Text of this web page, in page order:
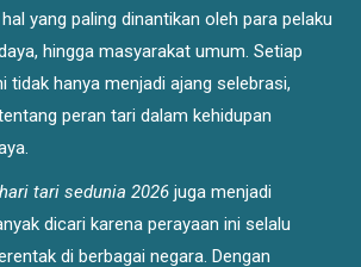
yang paling dinantikan oleh para pelaku
hingga masyarakat umum. Setiap
tidak hanya menjadi ajang selebrasi,
peran tari dalam kehidupan
tari sedunia 2026 juga menjadi
dicari karena perayaan ini selalu
di berbagai negara. Dengan